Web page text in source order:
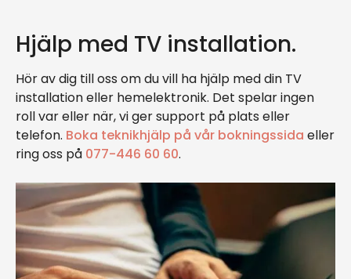
Hjälp med TV installation.
Hör av dig till oss om du vill ha hjälp med din TV
installation eller hemelektronik. Det spelar ingen
roll var eller när, vi ger support på plats eller
telefon. Boka teknikhjälp på vår bokningssida eller
ring oss på 077-446 60 60.